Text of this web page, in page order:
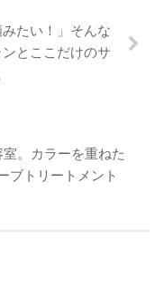
たい！」そんな
とここだけのサ
。カラーを重ねた
ブトリートメント